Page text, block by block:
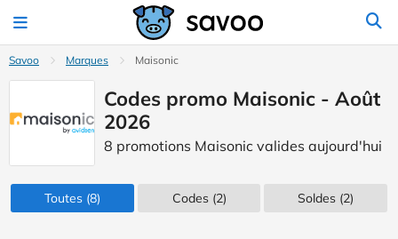
Savoo Marques Maisonic
Codes promo Maisonic - Août
2026
8 promotions Maisonic valides aujourd'hui
Toutes(8) Codes(2) Soldes (2)